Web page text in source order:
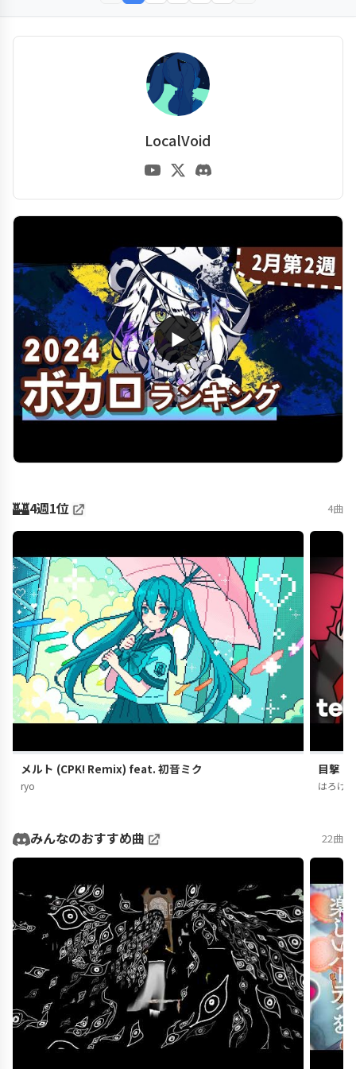
LocalVoid
▶
🏰4週1位 4曲
メルト (CPK! Remix) feat. 初音ミク
ryo
目撃！
はろける
みんなのおすすめ曲 22曲